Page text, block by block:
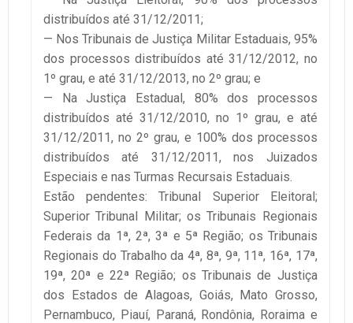
distribuídos até 31/12/2011;
— Nos Tribunais de Justiça Militar Estaduais, 95%
dos processos distribuídos até 31/12/2012, no
1º grau, e até 31/12/2013, no 2º grau; e
— Na Justiça Estadual, 80% dos processos
distribuídos até 31/12/2010, no 1º grau, e até
31/12/2011, no 2º grau, e 100% dos processos
distribuídos até 31/12/2011, nos Juizados
Especiais e nas Turmas Recursais Estaduais.
Estão pendentes: Tribunal Superior Eleitoral;
Superior Tribunal Militar; os Tribunais Regionais
Federais da 1ª, 2ª, 3ª e 5ª Região; os Tribunais
Regionais do Trabalho da 4ª, 8ª, 9ª, 11ª, 16ª, 17ª,
19ª, 20ª e 22ª Região; os Tribunais de Justiça
dos Estados de Alagoas, Goiás, Mato Grosso,
Pernambuco, Piauí, Paraná, Rondônia, Roraima e